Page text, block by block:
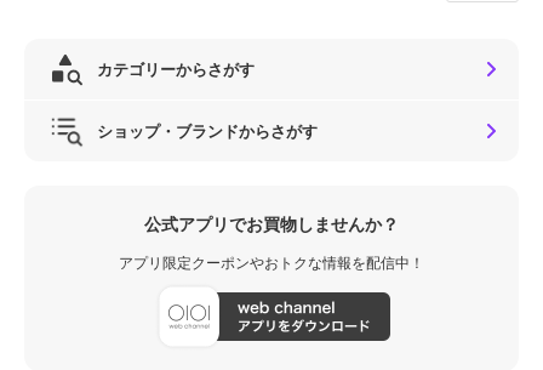
カテゴリーからさがす
ショップ・ブランドからさがす
公式アプリでお買物しませんか？
アプリ限定クーポンやおトクな情報を配信中！